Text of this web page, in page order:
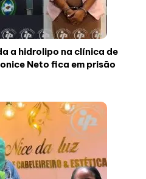
a hidrolipo na clínica de
Neto fica em prisão